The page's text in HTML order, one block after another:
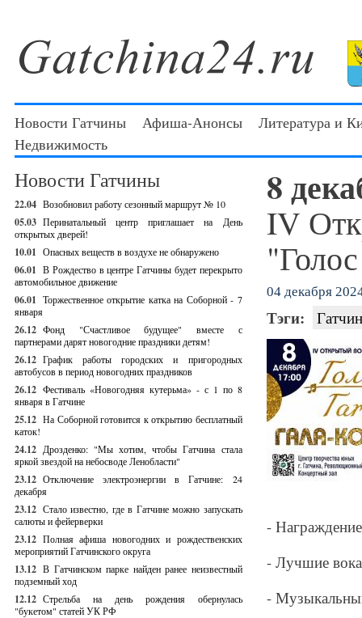
Новости Гатчины Афиша-Анонсы
Литература и
Недвижимость
Новости Гатчины
22.04 Возобновил работу сезонный маршрут № 10
05.03 Перинатальный центр приглашает на День
открытых дверей!
10.01 Опасных веществ в воздухе не обнаружено
06.01 В Рождество в центре Гатчины будет перекрыто
автомобильное движение
06.01 Торжественное открытие катка на Соборной - 7
января
26.12 Фонд "Счастливое будущее" вместе с
партнерами дарят новогодние праздники детям!
26.12 График работы городских и пригородных
автобусов в период новогодних праздников
26.12 Фестиваль «Новогодняя кутерьма» - с 1 по 8
января в Гатчине
25.12 На Соборной готовится к открытию бесплатный
каток!
24.12 Дрозденко: "Мы хотим, чтобы Гатчина стала
яркой звездой на небосводе Ленобласти"
23.12 Отключение электроэнергии в Гатчине: 24
декабря
23.12 Стало известно, где в Гатчине можно запускать
салюты и фейерверки
23.12 Полная афиша новогодних и рождественских
мероприятий Гатчинского округа
13.12 В Гатчинском парке найден ранее неизвестный
подземный ход
12.12 Стрельба на день рождения обернулась
"букетом" статей УК РФ
8
IV
04 декабря
Тэги:
-
- Лучшие
-